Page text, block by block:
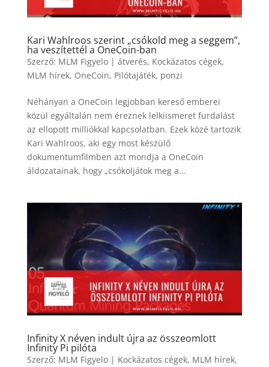
Kari Wahlroos szerint „csókold meg a seggem”,
ha veszítettél a OneCoin-ban
Szerző: MLM Figyelo| átverés, Kockázatos cégek,
MLM hírek, OneCoin, Pilótajáték, ponzi
Néhányan a OneCoin legjobban kereső emberei
közül egyáltalán nem éreznek lelkiismeret furdalást
az ellopott milliókkal kapcsolatban. Ezek közé tartozik
Kari Wahlroos, aki egy most készülő
dokumentumfilmben azt mondja a OneCoin
áldozatainak, hogy „csókoljátok meg a...
Infinity X néven indult újra az összeomlott
Infinity Pi pilóta
Szerző: MLM Figyelo| Kockázatos cégek, MLM hírek,